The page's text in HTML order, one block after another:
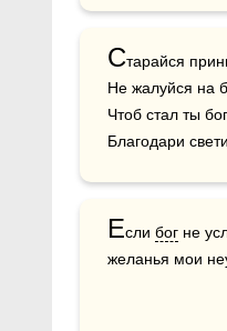
Старайся
Не жалуйся на
Чтоб стал ты
Благодари
Если бог не
желанья мои